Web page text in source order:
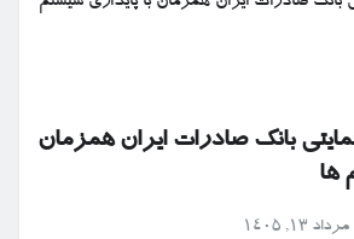
بانک صادرات ایران همزمان
ها
مرداد ۱۳, ۱۴۰۵